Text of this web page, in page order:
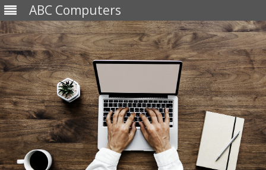
ABC Computers